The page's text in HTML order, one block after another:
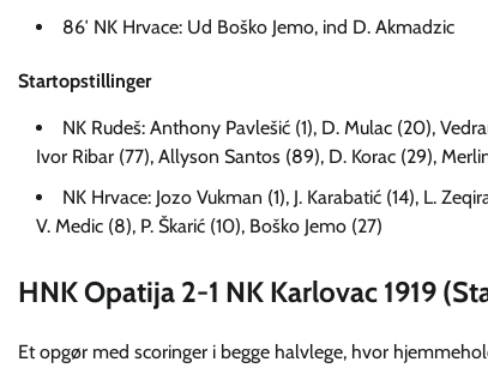
86′ NK Hrvace: Ud Boško Jemo, ind D. Akmadzic
Startopstillinger
NK Rudeš: Anthony Pavlešić (1), D. Mulac (20),
Ivor Ribar (77), Allyson Santos (89), D. Korac (29),
NK Hrvace: Jozo Vukman (1), J. Karabatić (14), L.
V. Medic (8), P. Škarić (10), Boško Jemo (27)
HNK Opatija 2-1 NK Karlovac 1919
Et opgør med scoringer i begge halvlege, hvor